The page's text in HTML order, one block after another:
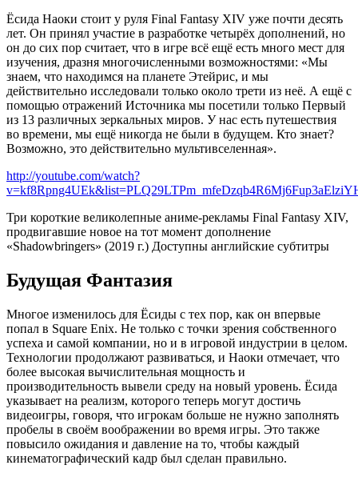
Ёсида Наоки стоит у руля Final Fantasy XIV уже почти десять
лет. Он принял участие в разработке четырёх дополнений, но
он до сих пор считает, что в игре всё ещё есть много мест для
изучения, дразня многочисленными возможностями: «Мы
знаем, что находимся на планете Этейрис, и мы
действительно исследовали только около трети из неё. А ещё с
помощью отражений Источника мы посетили только Первый
из 13 различных зеркальных миров. У нас есть путешествия
во времени, мы ещё никогда не были в будущем. Кто знает?
Возможно, это действительно мультивселенная».
http://youtube.com/watch?
Три короткие великолепные аниме-рекламы Final Fantasy XIV,
продвигавшие новое на тот момент дополнение
«Shadowbringers» (2019 г.) Доступны английские субтитры
Будущая Фантазия
Многое изменилось для Ёсиды с тех пор, как он впервые
попал в Square Enix. Не только с точки зрения собственного
успеха и самой компании, но и в игровой индустрии в целом.
Технологии продолжают развиваться, и Наоки отмечает, что
более высокая вычислительная мощность и
производительность вывели среду на новый уровень. Ёсида
указывает на реализм, которого теперь могут достичь
видеоигры, говоря, что игрокам больше не нужно заполнять
пробелы в своём воображении во время игры. Это также
повысило ожидания и давление на то, чтобы каждый
кинематографический кадр был сделан правильно.